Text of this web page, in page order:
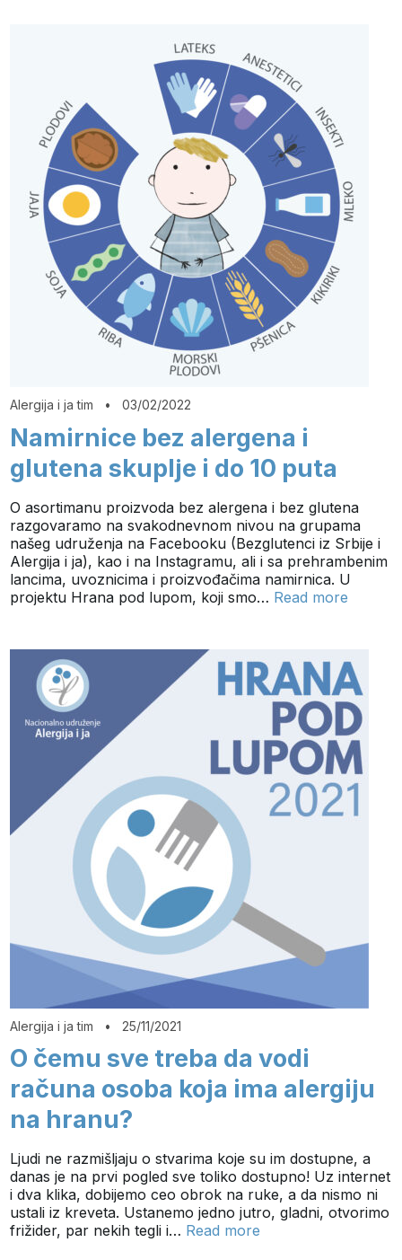
Alergija i ja tim •03/02/2022
Namirnice bez alergena i
glutena skuplje i do 10 puta
O asortimanu proizvoda bez alergena i bez glutena
razgovaramo na svakodnevnom nivou na grupama
našeg udruženja na Facebooku (Bezglutenci iz Srbije i
Alergija i ja), kao i na Instagramu, ali i sa prehrambenim
lancima, uvoznicima i proizvođačima namirnica. U
projektu Hrana pod lupom, koji smo… Read more
Alergija i ja tim • 25/11/2021
O čemu sve treba da vodi
računa osoba koja ima alergiju
na hranu?
Ljudi ne razmišljaju o stvarima koje su im dostupne, a
danas je na prvi pogled sve toliko dostupno! Uz internet
i dva klika, dobijemo ceo obrok na ruke, a da nismo ni
ustali iz kreveta. Ustanemo jedno jutro, gladni, otvorimo
frižider, par nekih tegli i… Read more